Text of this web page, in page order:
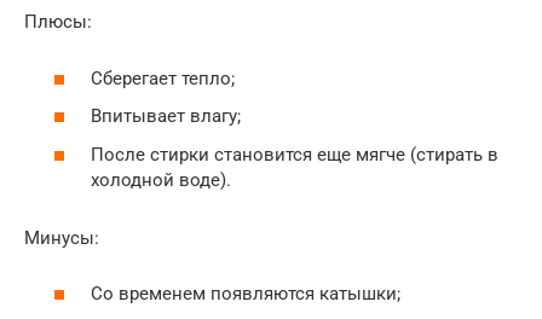
Плюсы:
Сберегает тепло;
Впитывает влагу;
После стирки становится еще мягче (стирать в
холодной воде).
Минусы:
Со временем появляются катышки;